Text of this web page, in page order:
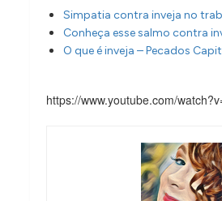
Simpatia contra inveja no
Conheça esse salmo contra
O que é inveja – Pecados
https://www.youtube.com/